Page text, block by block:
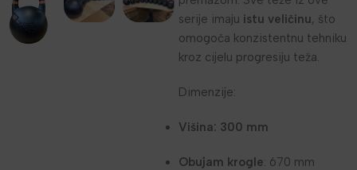
serije imaju istu veličinu, što
omogoča konzistentnu tehniku
kroz cijelu progresiju teža.
Dimenzije:
Višina: 300 mm
Obujam krogle: 670 mm